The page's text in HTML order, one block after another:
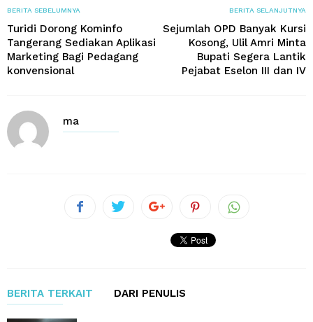
BERITA SEBELUMNYA
Turidi Dorong Kominfo
Tangerang Sediakan Aplikasi
Marketing Bagi Pedagang
konvensional
BERITA SELANJUTNYA
Sejumlah OPD Banyak Kursi
Kosong, Ulil Amri Minta
Bupati Segera Lantik
Pejabat Eselon III dan IV
ma
BERITA TERKAIT DARI PENULIS